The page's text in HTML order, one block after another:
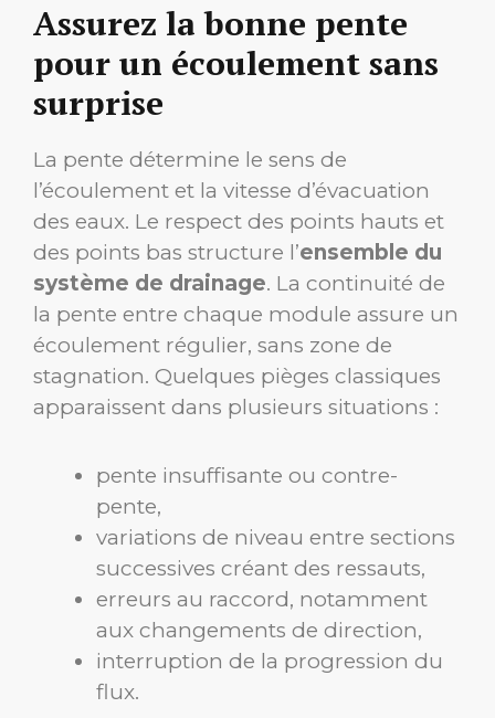
Assurez la bonne pente
pour un écoulement sans
surprise
La pente détermine le sens de
l’écoulement et la vitesse d’évacuation
des eaux. Le respect des points hauts et
des points bas structure l’ensemble du
système de drainage. La continuité de
la pente entre chaque module assure un
écoulement régulier, sans zone de
stagnation. Quelques pièges classiques
apparaissent dans plusieurs situations :
pente insuffisante ou contre-
pente,
variations de niveau entre sections
successives créant des ressauts,
erreurs au raccord, notamment
aux changements de direction,
interruption de la progression du
flux.